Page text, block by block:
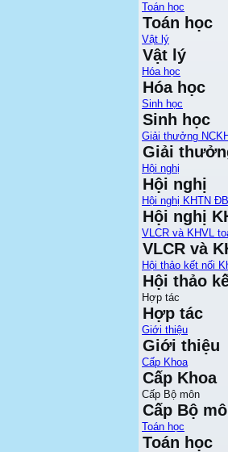
Toán học
Toán học
Vật lý
Vật lý
Hóa học
Hóa học
Sinh học
Sinh học
Giải thưởng
Giải
Hội nghị
Hội nghị
Hội nghị KHTN
Hội nghị
VLCR và KHVL
VLCR và
Hội thảo kết nối
Hội thảo
Hợp tác
Hợp tác
Giới thiệu
Giới thiệu
Cấp Khoa
Cấp Khoa
Cấp Bộ môn
Cấp Bộ
Toán học
Toán học